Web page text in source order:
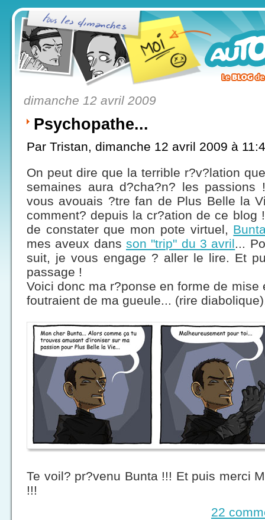
dimanche 12 avril 2009
Psychopathe...
Par Tristan, dimanche 12 avril 2009 à
On peut dire que la terrible r?v?lation
semaines aura d?cha?n? les
vous avouais ?tre fan de Plus Belle la
comment? depuis la cr?ation de ce blog
de constater que mon pote virtuel,
mes aveux dans son "trip" du 3 avril...
suit, je vous engage ? aller le lire. Et
passage !
Voici donc ma r?ponse en forme de
foutraient de ma gueule... (rire
Te voil? pr?venu Bunta !!! Et puis merci
!!!
22